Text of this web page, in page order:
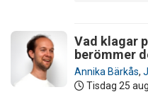
Vad klagar
berömmer
Annika Bärkås,
Tisdag 25